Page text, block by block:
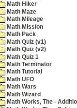
Math Hiker
Math Maze
Math Mileage
Math Mission
Math Pack
Math Quiz (v1)
Math Quiz (v2)
Math Quiz 1
Math Terminator
Math Tutorial
Math UFO
Math Wars
Math Wizard
Math Works, The -